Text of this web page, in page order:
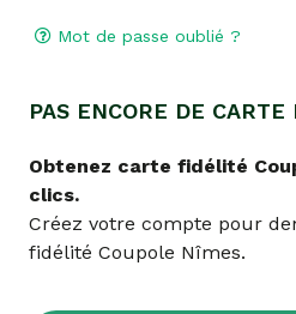
Mot de passe oublié ?
PAS ENCORE DE
Obtenez carte fidélité
clics.
Créez votre compte pour
fidélité Coupole Nîmes.